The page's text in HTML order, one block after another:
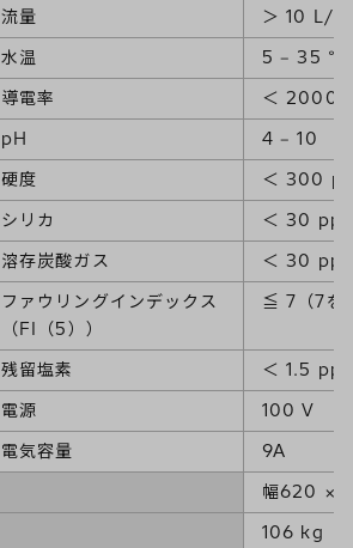
流量
＞ 10 L/
水温
5 ‒ 35 ℃
導電率
＜ 2000
pH
4 ‒ 10
硬度
＜ 300
シリカ
＜ 30
溶存炭酸ガス
＜ 30
ファウリングインデックス
（FI（5））
≦ 7（7を
残留塩素
＜ 1.5
電源
100 V
電気容量
9A
幅620 ×
106 kg